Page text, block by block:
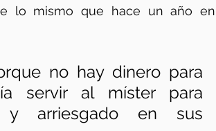
lo mismo que hace un año en
no hay dinero para
servir al míster para
arriesgado en sus